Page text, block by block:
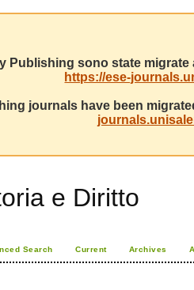
Publishing sono state
https://ese-
journals have been
e Diritto
Search Current Archives